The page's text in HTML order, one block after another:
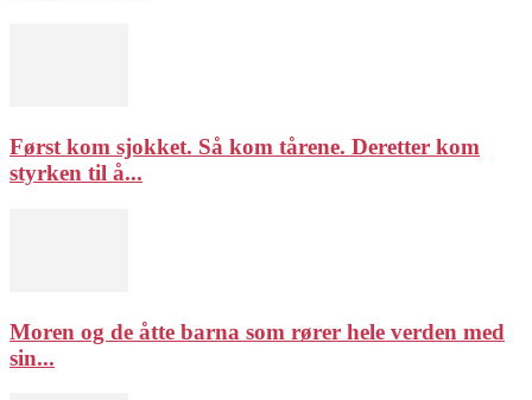
Først kom sjokket. Så kom tårene. Deretter kom
styrken til å...
Moren og de åtte barna som rører hele verden med
sin...